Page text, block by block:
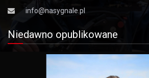
info@nasygnale.pl
Niedawno opublikowane